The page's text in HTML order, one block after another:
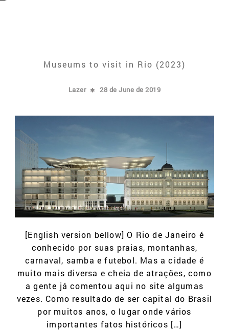
Museums to visit in Rio (2023)
Lazer 28 de June de 2019
[English version bellow] O Rio de Janeiro é
conhecido por suas praias, montanhas,
carnaval, samba e futebol. Mas a cidade é
muito mais diversa e cheia de atrações, como
a gente já comentou aqui no site algumas
vezes. Como resultado de ser capital do Brasil
por muitos anos, o lugar onde vários
importantes fatos históricos […]